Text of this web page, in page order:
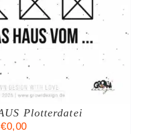
Plotterdatei
€0,00